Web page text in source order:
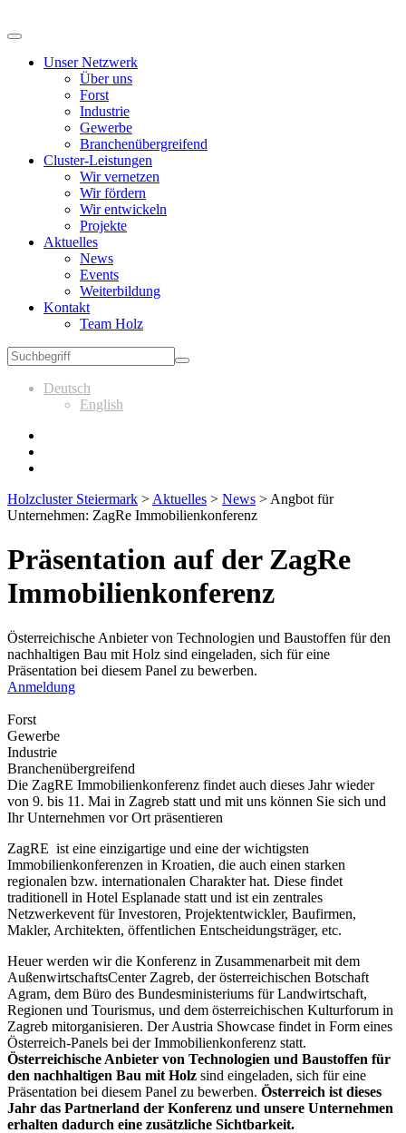
Unser Netzwerk
Über uns
Forst
Industrie
Gewerbe
Branchenübergreifend
Cluster-Leistungen
Wir vernetzen
Wir fördern
Wir entwickeln
Projekte
Aktuelles
News
Events
Weiterbildung
Kontakt
Team Holz
Deutsch
English
Holzcluster Steiermark > Aktuelles > News > Angbot für
Unternehmen: ZagRe Immobilienkonferenz
Präsentation auf der ZagRe
Immobilienkonferenz
Österreichische Anbieter von Technologien und Baustoffen für den
nachhaltigen Bau mit Holz sind eingeladen, sich für eine
Präsentation bei diesem Panel zu bewerben.
Anmeldung
Forst
Gewerbe
Industrie
Branchenübergreifend
Die ZagRE Immobilienkonferenz findet auch dieses Jahr wieder
von 9. bis 11. Mai in Zagreb statt und mit uns können Sie sich und
Ihr Unternehmen vor Ort präsentieren
ZagRE ist eine einzigartige und eine der wichtigsten
Immobilienkonferenzen in Kroatien, die auch einen starken
regionalen bzw. internationalen Charakter hat. Diese findet
traditionell in Hotel Esplanade statt und ist ein zentrales
Netzwerkevent für Investoren, Projektentwickler, Baufirmen,
Makler, Architekten, öffentlichen Entscheidungsträger, etc.
Heuer werden wir die Konferenz in Zusammenarbeit mit dem
AußenwirtschaftsCenter Zagreb, der österreichischen Botschaft
Agram, dem Büro des Bundesministeriums für Landwirtschaft,
Regionen und Tourismus, und dem österreichischen Kulturforum in
Zagreb mitorganisieren. Der Austria Showcase findet in Form eines
Österreich-Panels bei der Immobilienkonferenz statt.
Österreichische Anbieter von Technologien und Baustoffen für
den nachhaltigen Bau mit Holz sind eingeladen, sich für eine
Präsentation bei diesem Panel zu bewerben. Österreich ist dieses
Jahr das Partnerland der Konferenz und unsere Unternehmen
erhalten dadurch eine zusätzliche Sichtbarkeit.